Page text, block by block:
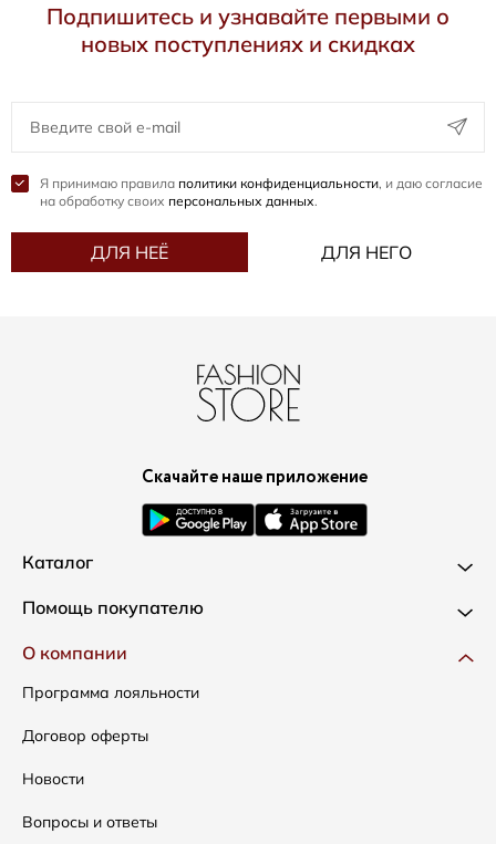
Подпишитесь и узнавайте первыми о
новых поступлениях и скидках
Я принимаю правила политики конфиденциальности, и даю согласие
на обработку своих персональных данных.
ДЛЯ НЕЁ ДЛЯ НЕГО
Скачайте наше приложение
Каталог
Новинки
Одежда
Сумки
Аксессуары
Распродажа
Подарочные сертификаты
Помощь покупателю
Доставка и оплата
Как оформить заказ
Условия возвратов
Таблица размеров
Уход за одеждой
О компании
Программа лояльности
Договор оферты
Новости
Вопросы и ответы